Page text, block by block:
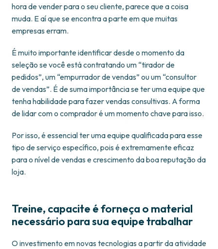
hora de vender para o seu cliente, parece que a coisa
muda. E aí que se encontra a parte em que muitas
empresas erram.
É muito importante identificar desde o momento da
seleção se você está contratando um “tirador de
pedidos”, um “empurrador de vendas” ou um “consultor
de vendas”. É de suma importância se ter uma equipe que
tenha habilidade para fazer vendas consultivas. A forma
de lidar com o comprador é um momento chave para isso.
Por isso, é essencial ter uma equipe qualificada para esse
tipo de serviço específico, pois é extremamente eficaz
para o nível de vendas e crescimento da boa reputação da
loja.
Treine, capacite é forneça o material
necessário para sua equipe trabalhar
O investimento em novas tecnologias a partir da atividade